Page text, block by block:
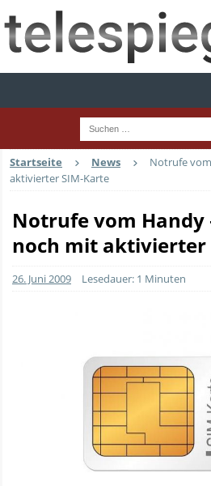
Startseite News
Notrufe
aktivierter SIM-Karte
Notrufe vom Handy
noch mit aktivierter
26. Juni 2009 Lesedauer: 1 Minuten